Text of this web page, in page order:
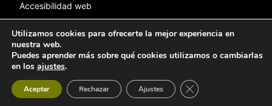
Accesibilidad web
© 2025 Web desarrollada por el Servicio de Informática de Diputación
Utilizamos cookies para ofrecerte la mejor experiencia en
nuestra web.
Puedes aprender más sobre qué cookies utilizamos o cambiarlas
en los ajustes.
Aceptar Rechazar Ajustes Cerrar el banner de